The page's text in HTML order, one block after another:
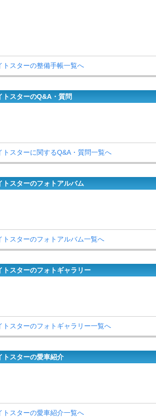
トスターの整備手帳一覧へ
トスターのQ&A・質問
スターに関するQ&A・質問一覧へ
スターのフォトアルバム
トスターのフォトアルバム一覧へ
スターのフォトギャラリー
トスターのフォトギャラリー一覧へ
トスターの愛車紹介
トスターの愛車紹介一覧へ